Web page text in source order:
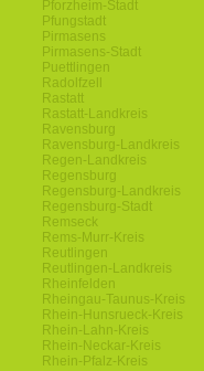
Pforzheim-Stadt
Pfungstadt
Pirmasens
Pirmasens-Stadt
Puettlingen
Radolfzell
Rastatt
Rastatt-Landkreis
Ravensburg
Ravensburg-Landkreis
Regen-Landkreis
Regensburg
Regensburg-Landkreis
Regensburg-Stadt
Remseck
Rems-Murr-Kreis
Reutlingen
Reutlingen-Landkreis
Rheinfelden
Rheingau-Taunus-Kreis
Rhein-Hunsrueck-Kreis
Rhein-Lahn-Kreis
Rhein-Neckar-Kreis
Rhein-Pfalz-Kreis